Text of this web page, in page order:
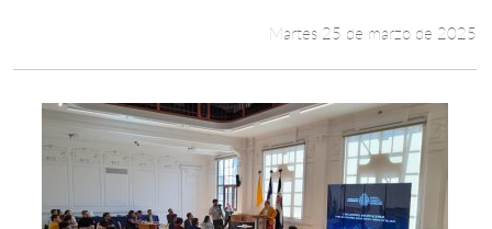
Martes 25 de marzo de 2025